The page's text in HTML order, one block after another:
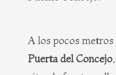
A los pocos
Puerta del Concejo